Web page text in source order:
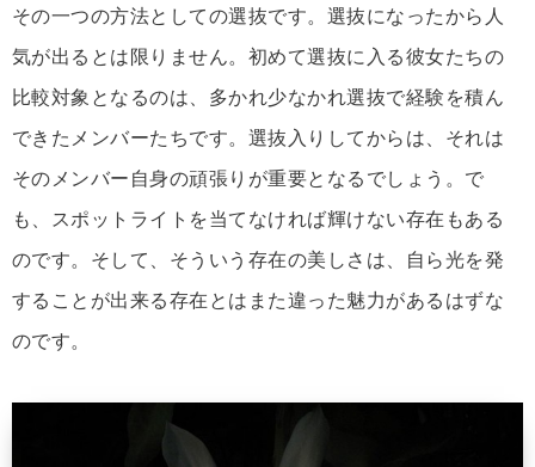
その一つの方法としての選抜です。選抜になったから人
気が出るとは限りません。初めて選抜に入る彼女たちの
比較対象となるのは、多かれ少なかれ選抜で経験を積ん
できたメンバーたちです。選抜入りしてからは、それは
そのメンバー自身の頑張りが重要となるでしょう。で
も、スポットライトを当てなければ輝けない存在もある
のです。そして、そういう存在の美しさは、自ら光を発
することが出来る存在とはまた違った魅力があるはずな
のです。